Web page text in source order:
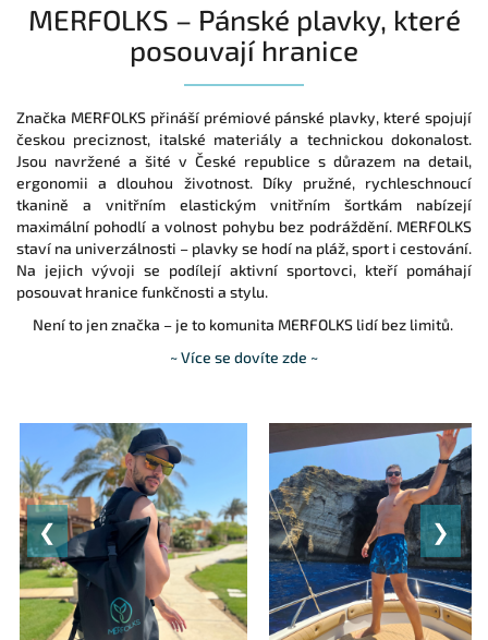
MERFOLKS – Pánské plavky, které
posouvají hranice
Značka MERFOLKS přináší prémiové pánské plavky, které spojují
českou preciznost, italské materiály a technickou dokonalost.
Jsou navržené a šité v České republice s důrazem na detail,
ergonomii a dlouhou životnost. Díky pružné, rychleschnoucí
tkanině a vnitřním elastickým vnitřním šortkám nabízejí
maximální pohodlí a volnost pohybu bez podráždění. MERFOLKS
staví na univerzálnosti – plavky se hodí na pláž, sport i cestování.
Na jejich vývoji se podílejí aktivní sportovci, kteří pomáhají
posouvat hranice funkčnosti a stylu.
Není to jen značka – je to komunita MERFOLKS lidí bez limitů.
~ Více se dovíte zde ~
❮ ❯